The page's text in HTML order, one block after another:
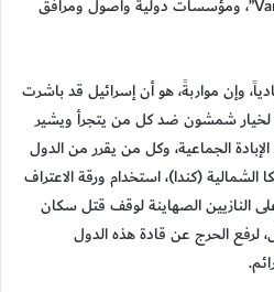
“Black Rock”، و“Vanguard Group”، ومؤسسات دولية وأصول ومرافق
وإن مواربةً، هو أن إسرائيل قد باشرت
لخيار شمشون ضد كل من يتجرأ ويشير
الإبادة الجماعية، وكل من يقرر من الدول
الشمالية (كندا)، استخدام ورقة الاعتراف
النازيين الصهاينة لوقف قتل سكان
لرفع الحرج عن قادة هذه الدول